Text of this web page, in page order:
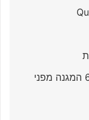
מצויד בזכוכית מגע בדרגת קשיות 6H המגנה מפני